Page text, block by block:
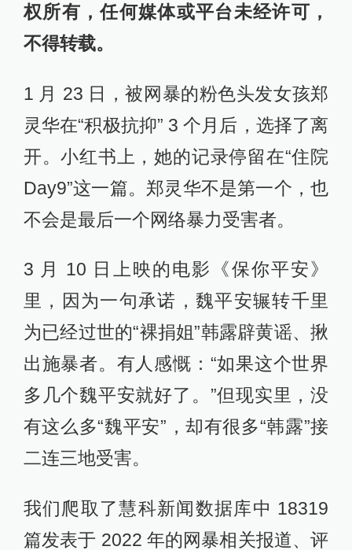
权所有，任何媒体或平台未经许可，
不得转载。
1 月 23 日，被网暴的粉色头发女孩郑
灵华在“积极抗抑” 3 个月后，选择了离
开。小红书上，她的记录停留在“住院
Day9”这一篇。郑灵华不是第一个，也
不会是最后一个网络暴力受害者。
3 月 10 日上映的电影《保你平安》
里，因为一句承诺，魏平安辗转千里
为已经过世的“裸捐姐”韩露辟黄谣、揪
出施暴者。有人感慨：“如果这个世界
多几个魏平安就好了。”但现实里，没
有这么多“魏平安”，却有很多“韩露”接
二连三地受害。
我们爬取了慧科新闻数据库中 18319
篇发表于 2022 年的网暴相关报道、评